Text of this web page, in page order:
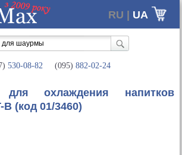
RU | UA
530-08-82 (095) 882-02-24
для охлаждения напитков
B (код 01/3460)